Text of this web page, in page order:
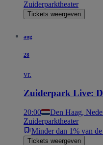
Zuiderparktheater
Tickets weergeven
aug
28
vr.
Zuiderpark Live:
20:00 Den Haag,
Zuiderparktheater
Minder dan 1% van
Tickets weergeven